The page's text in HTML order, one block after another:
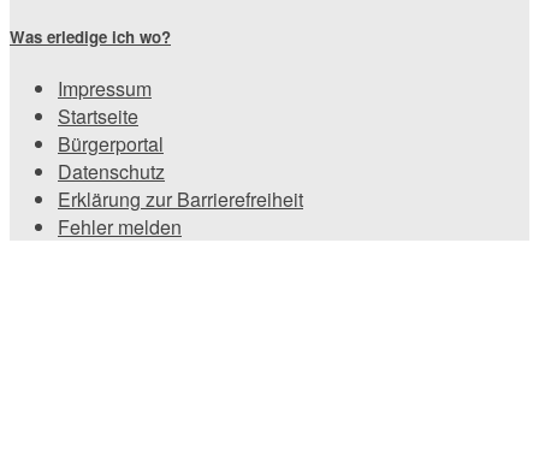
Was erledige ich wo?
Impressum
Startseite
Bürgerportal
Datenschutz
Erklärung zur Barrierefreiheit
Fehler melden